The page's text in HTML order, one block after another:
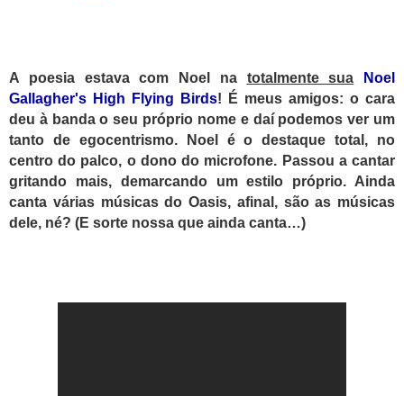
A poesia estava com Noel na totalmente sua
Noel
Gallagher's High Flying Birds! É meus amigos: o cara
deu à banda o seu próprio nome e daí podemos ver um
tanto de egocentrismo. Noel é o destaque total, no
centro do palco, o dono do microfone. Passou a cantar
gritando mais, demarcando um estilo próprio. Ainda
canta várias músicas do Oasis, afinal, são as músicas
dele, né? (E sorte nossa que ainda canta…)